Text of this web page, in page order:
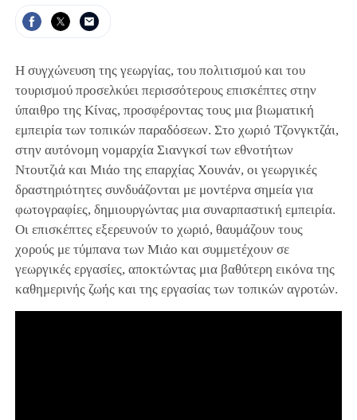
Η συγχώνευση της γεωργίας, του πολιτισμού και του
τουρισμού προσελκύει περισσότερους επισκέπτες στην
ύπαιθρο της Κίνας, προσφέροντας τους μια βιωματική
εμπειρία των τοπικών παραδόσεων. Στο χωριό Τζονγκτζάι,
στην αυτόνομη νομαρχία Σιανγκσί των εθνοτήτων
Ντουτζιά και Μιάο της επαρχίας Χουνάν, οι γεωργικές
δραστηριότητες συνδυάζονται με μοντέρνα σημεία για
φωτογραφίες, δημιουργώντας μια συναρπαστική εμπειρία.
Οι επισκέπτες εξερευνούν το χωριό, θαυμάζουν τους
χορούς με τύμπανα των Μιάο και συμμετέχουν σε
γεωργικές εργασίες, αποκτώντας μια βαθύτερη εικόνα της
καθημερινής ζωής και της εργασίας των τοπικών αγροτών.